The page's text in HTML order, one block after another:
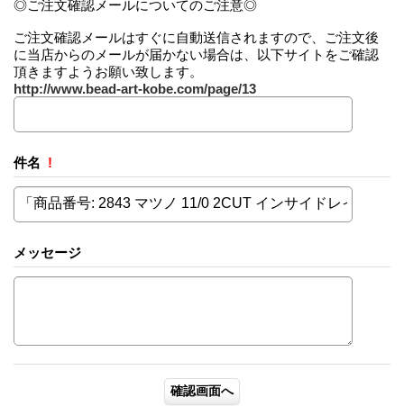
◎ご注文確認メールについてのご注意◎
ご注文確認メールはすぐに自動送信されますので、ご注文後
に当店からのメールが届かない場合は、以下サイトをご確認
頂きますようお願い致します。
http://www.bead-art-kobe.com/page/13
件名 !
メッセージ